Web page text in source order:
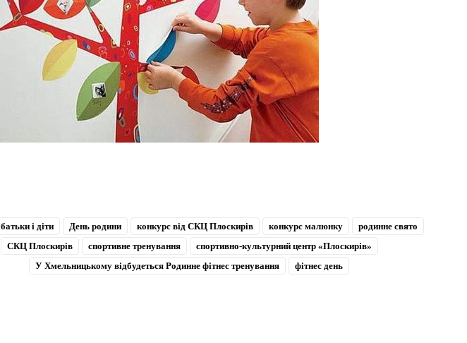
батьки і діти День родини конкурс від СКЦ Плоскирів конкурс малюнку
родинне свято
СКЦ Плоскирів
спортивне тренування
спортивно-культурний центр «Плоскирів»
У Хмельницькому відбудеться Родинне фітнес тренування
фітнес день